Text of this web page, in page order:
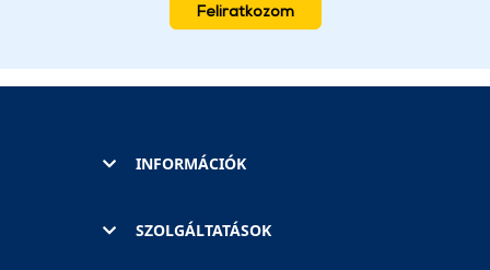
Feliratkozom
INFORMÁCIÓK
SZOLGÁLTATÁSOK